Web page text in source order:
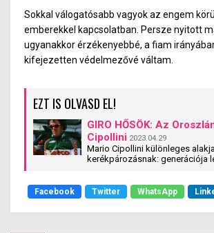
Sokkal válogatósabb vagyok az engem
emberekkel kapcsolatban. Persze nyitott m
ugyanakkor érzékenyebbé, a fiam
kifejezetten védelmezővé váltam.
EZT IS OLVASD EL!
GIRO HŐSÖK: Az
Cipollini 2023.04.29
Mario Cipollini különleges
kerékpározásnak: generációja
Mariónak, aminek persze
legendás „sörényéhez”.
Facebook Twitter WhatsApp